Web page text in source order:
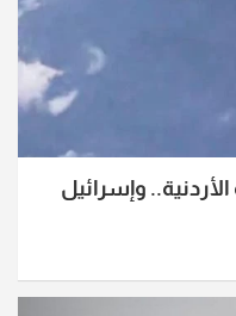
وإسرائيل